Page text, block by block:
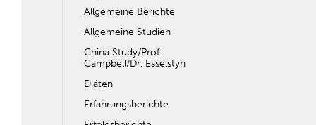
Allgemeine Berichte
Allgemeine Studien
China Study/Prof.
Campbell/Dr. Esselstyn
Diäten
Erfahrungsberichte